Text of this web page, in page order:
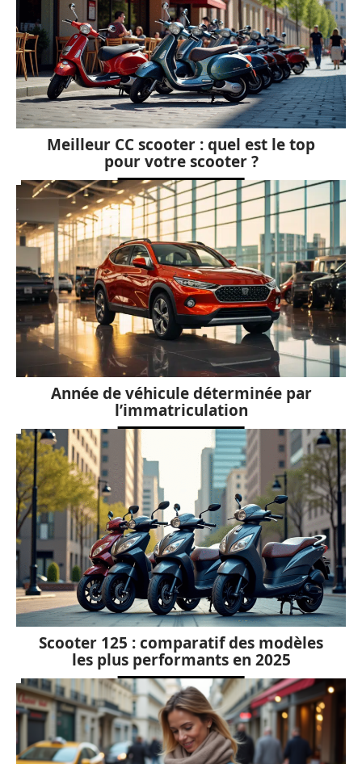
Meilleur CC scooter : quel est le top
pour votre scooter ?
Année de véhicule déterminée par
l’immatriculation
Scooter 125 : comparatif des modèles
les plus performants en 2025